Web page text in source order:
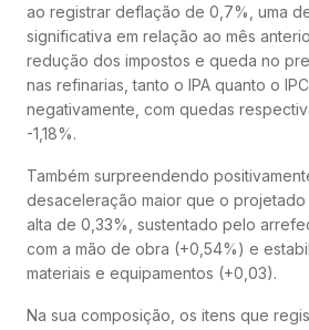
ao registrar deflação de 0,7%, uma
significativa em relação ao mês
redução dos impostos e queda no
nas refinarias, tanto o IPA quanto o
negativamente, com quedas
-1,18%.
Também surpreendendo
desaceleração maior que o
alta de 0,33%, sustentado pelo
com a mão de obra (+0,54%) e
materiais e equipamentos (+0,03).
Na sua composição, os itens que